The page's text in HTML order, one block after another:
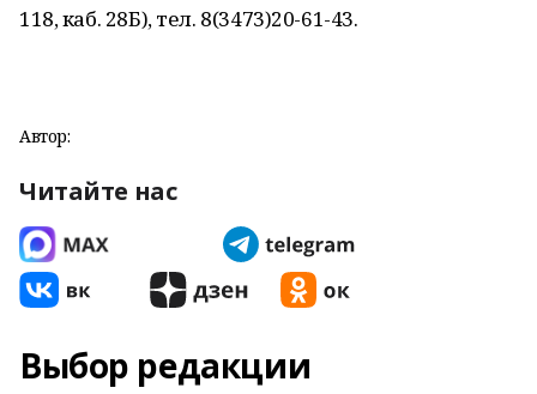
118, каб. 28Б), тел. 8(3473)20-61-43.
Автор:
Читайте нас
Выбор редакции